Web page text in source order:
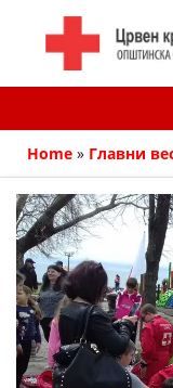
Home » Главни